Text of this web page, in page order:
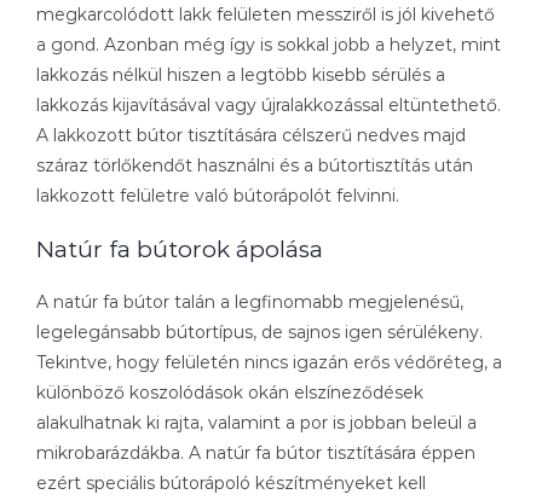
megkarcolódott lakk felületen messziről is jól kivehető
a gond. Azonban még így is sokkal jobb a helyzet, mint
lakkozás nélkül hiszen a legtöbb kisebb sérülés a
lakkozás kijavításával vagy újralakkozással eltüntethető.
A lakkozott bútor tisztítására célszerű nedves majd
száraz törlőkendőt használni és a bútortisztítás után
lakkozott felületre való bútorápolót felvinni.
Natúr fa bútorok ápolása
A natúr fa bútor talán a legfinomabb megjelenésű,
legelegánsabb bútortípus, de sajnos igen sérülékeny.
Tekintve, hogy felületén nincs igazán erős védőréteg, a
különböző koszolódások okán elszíneződések
alakulhatnak ki rajta, valamint a por is jobban beleül a
mikrobarázdákba. A natúr fa bútor tisztítására éppen
ezért speciális bútorápoló készítményeket kell